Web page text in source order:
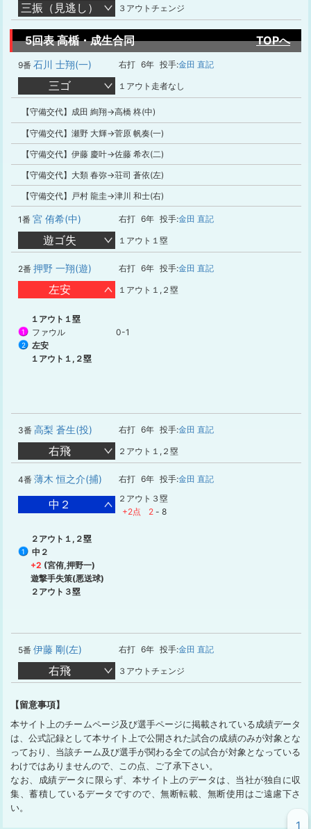
三振（見逃し） ３アウトチェンジ
5回表 高楯・成生合同 TOPへ
9番 石川 士翔(一) 右打 6年 投手:金田 直記
三ゴ １アウト走者なし
【守備交代】成田 絢翔→高橋 柊(中)
【守備交代】瀬野 大輝→菅原 帆奏(一)
【守備交代】伊藤 慶叶→佐藤 希衣(二)
【守備交代】大類 春弥→荘司 蒼依(左)
【守備交代】戸村 龍圭→津川 和士(右)
1番 宮 侑希(中) 右打 6年 投手:金田 直記
遊ゴ失 １アウト１塁
2番 押野 一翔(遊) 右打 6年 投手:金田 直記
左安 １アウト１,２塁
１アウト１塁
1 ファウル 0-1
2
左安
１アウト１,２塁
3番 高梨 蒼生(投) 右打 6年 投手:金田 直記
右飛 ２アウト１,２塁
4番 薄木 恒之介(捕) 右打 6年 投手:金田 直記
中２
２アウト３塁
+2点
2 - 8
２アウト１,２塁
1
中２
+2 (宮侑,押野一)
遊撃手失策(悪送球)
２アウト３塁
5番 伊藤 剛(左) 右打 6年 投手:金田 直記
右飛 ３アウトチェンジ
【留意事項】
本サイト上のチームページ及び選手ページに掲載されている成績データ
は、公式記録として本サイト上で公開された試合の成績のみが対象とな
っており、当該チーム及び選手が関わる全ての試合が対象となっている
わけではありませんので、この点、ご了承下さい。
なお、成績データに限らず、本サイト上のデータは、当社が独自に収
集、蓄積しているデータですので、無断転載、無断使用はご遠慮下さ
い。
1